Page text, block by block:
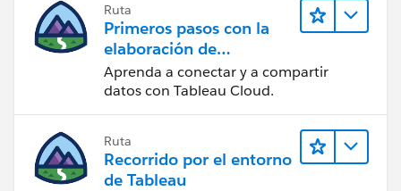
Ruta
Primeros pasos con la
elaboración de
contenido web en
Tableau Cloud
Aprenda a conectar y a compartir
datos con Tableau Cloud.
Ruta
Recorrido por el entorno
de Tableau